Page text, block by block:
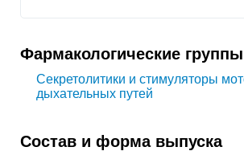
Фармакологические
Секретолитики и стимуляторы
дыхательных путей
Состав и форма выпуска